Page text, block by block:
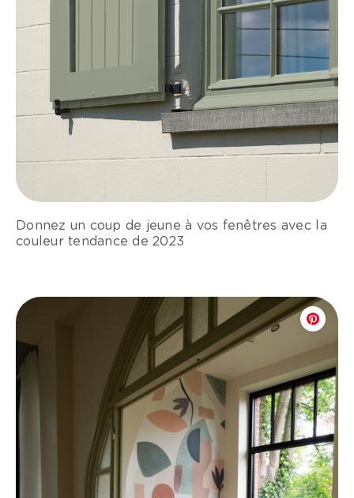
Donnez un coup de jeune à vos fenêtres avec la
couleur tendance de 2023